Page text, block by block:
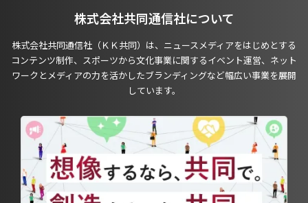
株式会社共同通信社について
株式会社共同通信社（ＫＫ共同）は、ニュースメディアをはじめとする
コンテンツ制作、スポーツから文化事業に関するイベント運営、ネット
ワークとメディアの力を活かしたブランディングなど幅広い事業を展開
しています。